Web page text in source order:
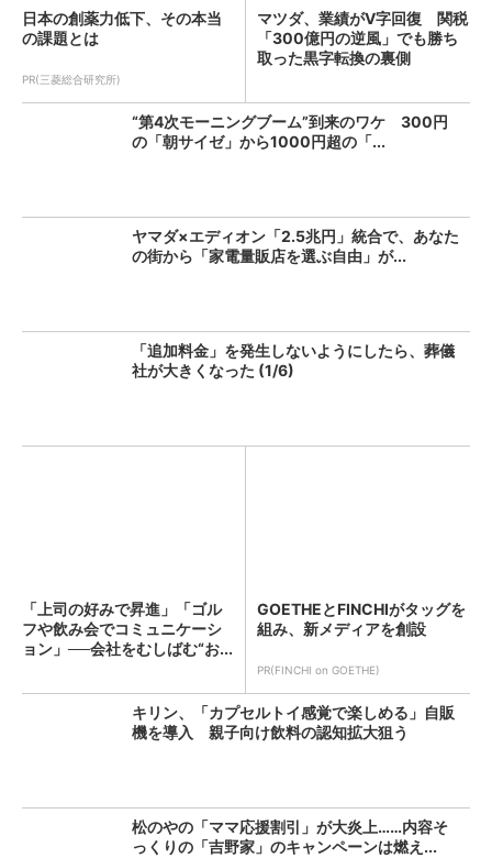
日本の創薬力低下、その本当
の課題とは
PR(三菱総合研究所)
マツダ、業績がV字回復 関税
「300億円の逆風」でも勝ち
取った黒字転換の裏側
“第4次モーニングブーム”到来のワケ 300円
の「朝サイゼ」から1000円超の「...
ヤマダ×エディオン「2.5兆円」統合で、あなた
の街から「家電量販店を選ぶ自由」が...
「追加料金」を発生しないようにしたら、葬儀
社が大きくなった (1/6)
「上司の好みで昇進」「ゴル
フや飲み会でコミュニケーシ
ョン」──会社をむしばむ“お...
GOETHEとFINCHIがタッグを
組み、新メディアを創設
PR(FINCHI on GOETHE)
キリン、「カプセルトイ感覚で楽しめる」自販
機を導入 親子向け飲料の認知拡大狙う
松のやの「ママ応援割引」が大炎上……内容そ
っくりの「吉野家」のキャンペーンは燃え...